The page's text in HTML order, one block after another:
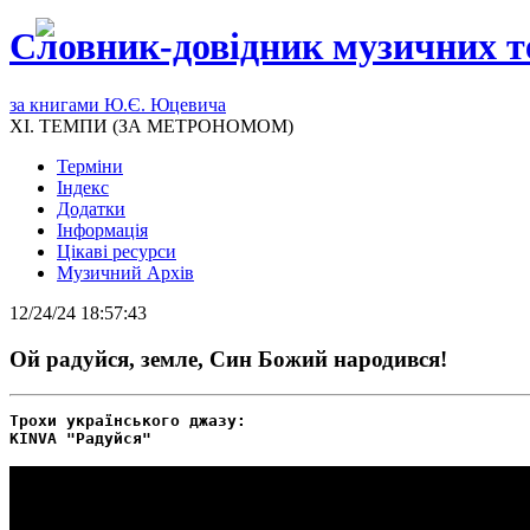
Словник-довідник музичних
за книгами Ю.Є. Юцевича
XI. ТЕМПИ (ЗА МЕТРОНОМОМ)
Терміни
Індекс
Додатки
Інформація
Цікаві ресурси
Музичний Архів
12/24/24 18:57:43
Ой радуйся, земле, Син Божий народився!
Трохи українського джазу:
KINVA "Радуйся"